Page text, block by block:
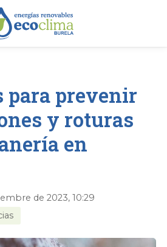
para prevenir
y roturas
en
de 2023, 10:29